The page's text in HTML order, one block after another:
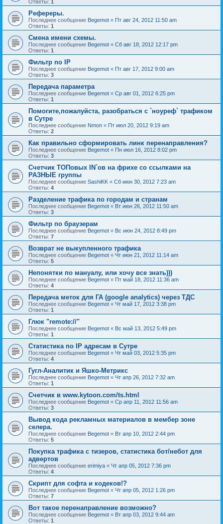
Ответы: 1
Рефереры.
Последнее сообщение Begemot « Пт авг 24, 2012 11:50 am
Ответы: 1
Смена имени схемы.
Последнее сообщение Begemot « Сб авг 18, 2012 12:17 pm
Ответы: 1
Фильтр по IP
Последнее сообщение Begemot « Пт авг 17, 2012 9:00 am
Ответы: 3
Передача параметра
Последнее сообщение Begemot « Ср авг 01, 2012 6:25 pm
Ответы: 1
Помогите,пожалуйста, разобраться с `ноуреф` трафиком
в Сутре
Последнее сообщение Nmon « Пт июл 20, 2012 9:19 am
Ответы: 2
Как правильно сформировать линк перенаправления?
Последнее сообщение Begemot « Пн июл 16, 2012 8:02 pm
Ответы: 3
Счетчик ТОПовых IN`ов на фрихе со ссылками на
РАЗНЫЕ группы
Последнее сообщение SashiKK « Сб июн 30, 2012 7:23 am
Ответы: 4
Разделение трафика по городам и странам
Последнее сообщение Begemot « Вт июн 26, 2012 11:50 am
Ответы: 3
Фильтр по браузерам
Последнее сообщение Begemot « Вс июн 24, 2012 8:49 pm
Ответы: 7
Возврат не выкупленного трафика
Последнее сообщение Begemot « Чт июн 21, 2012 11:14 am
Ответы: 5
Непонятки по мануалу, или хочу все знать)))
Последнее сообщение Begemot « Пт май 18, 2012 11:36 am
Ответы: 4
Передача меток для ГА (google analytics) через ТДС
Последнее сообщение Begemot « Чт май 17, 2012 3:38 pm
Ответы: 1
Глюк "remote://"
Последнее сообщение Begemot « Вс май 13, 2012 5:49 pm
Ответы: 1
Статистика по IP адресам в Сутре
Последнее сообщение Begemot « Чт май 03, 2012 5:35 pm
Ответы: 4
Гугл-Аналитик и Яшко-Метрикс
Последнее сообщение Begemot « Чт апр 26, 2012 7:32 am
Ответы: 1
Счетчик в www.kytoon.com/ts.html
Последнее сообщение Begemot « Ср апр 11, 2012 11:56 am
Ответы: 3
Вывод кода рекламных материалов в мембер зоне
селера.
Последнее сообщение Begemot « Вт апр 10, 2012 2:44 pm
Ответы: 5
Покупка трафика с тизеров, статистика бот/небот для
адвертов
Последнее сообщение erimiya « Чт апр 05, 2012 7:36 pm
Ответы: 4
Скрипт для софта и кодеков!?
Последнее сообщение Begemot « Чт апр 05, 2012 1:26 pm
Ответы: 7
Вот такое перенаправление возможно?
Последнее сообщение Begemot « Вт апр 03, 2012 9:44 am
Ответы: 1